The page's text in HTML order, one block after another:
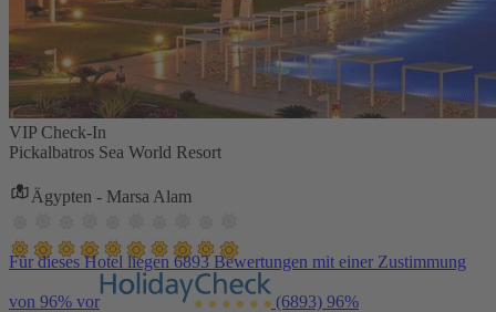
VIP Check-In
Pickalbatros Sea World Resort
Ägypten - Marsa Alam
Für dieses Hotel liegen 6893 Bewertungen mit einer Zustimmung
von 96% vor (6893) 96%